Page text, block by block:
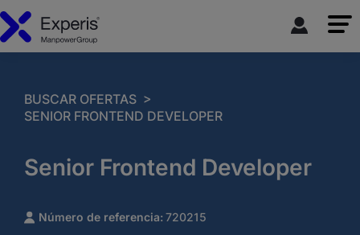
BUSCAR OFERTAS >
SENIOR FRONTEND DEVELOPER
Senior Frontend Developer
Número de referencia: 720215